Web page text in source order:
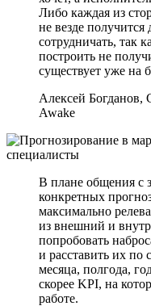
Либо каждая из
не везде получится
сотрудничать, так
построить не
существует уже на
Алексей Богданов,
Awake
В плане общения с
конкретных
максимально
из внешний и
попробовать
и расставить их по
месяца, полгода,
скорее KPI, на
работе.